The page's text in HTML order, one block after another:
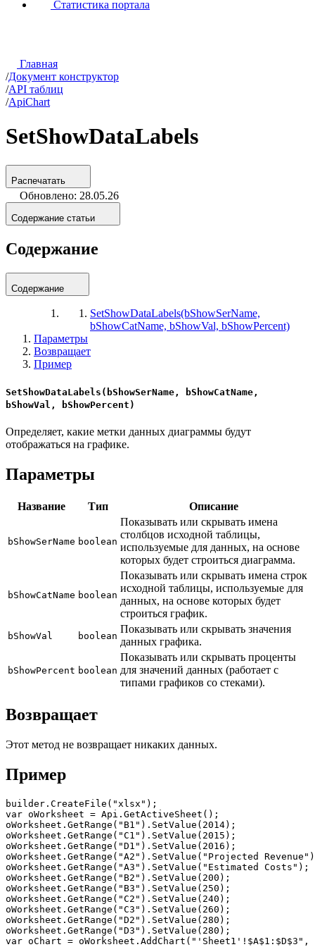
Статистика портала
Главная
/Документ конструктор
/API таблиц
/ApiChart
SetShowDataLabels
Распечатать
Обновлено: 28.05.26
Содержание статьи
Содержание
Содержание
SetShowDataLabels(bShowSerName,
bShowCatName, bShowVal, bShowPercent)
Параметры
Возвращает
Пример
SetShowDataLabels(bShowSerName, bShowCatName,
bShowVal, bShowPercent)
Определяет, какие метки данных диаграммы будут
отображаться на графике.
Параметры
Название Тип Описание
bShowSerName boolean
Показывать или скрывать имена
столбцов исходной таблицы,
используемые для данных, на основе
которых будет строиться диаграмма.
bShowCatName boolean
Показывать или скрывать имена строк
исходной таблицы, используемые для
данных, на основе которых будет
строиться график.
bShowVal boolean
Показывать или скрывать значения
данных графика.
bShowPercent boolean
Показывать или скрывать проценты
для значений данных (работает с
типами графиков со стеками).
Возвращает
Этот метод не возвращает никаких данных.
Пример
builder.CreateFile("xlsx");
var oWorksheet = Api.GetActiveSheet();
oWorksheet.GetRange("B1").SetValue(2014);
oWorksheet.GetRange("C1").SetValue(2015);
oWorksheet.GetRange("D1").SetValue(2016);
oWorksheet.GetRange("A2").SetValue("Projected
oWorksheet.GetRange("A3").SetValue("Estimated Costs");
oWorksheet.GetRange("B2").SetValue(200);
oWorksheet.GetRange("B3").SetValue(250);
oWorksheet.GetRange("C2").SetValue(240);
oWorksheet.GetRange("C3").SetValue(260);
oWorksheet.GetRange("D2").SetValue(280);
oWorksheet.GetRange("D3").SetValue(280);
var oChart =